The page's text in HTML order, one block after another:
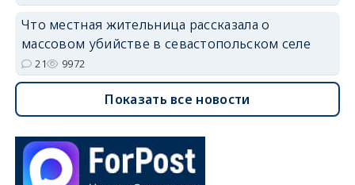
Что местная жительница рассказала о
массовом убийстве в севастопольском селе
21 9972
Показать все новости